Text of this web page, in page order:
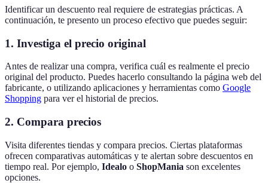
Identificar un descuento real requiere de estrategias prácticas. A
continuación, te presento un proceso efectivo que puedes seguir:
1. Investiga el precio original
Antes de realizar una compra, verifica cuál es realmente el precio
original del producto. Puedes hacerlo consultando la página web del
fabricante, o utilizando aplicaciones y herramientas como Google
Shopping para ver el historial de precios.
2. Compara precios
Visita diferentes tiendas y compara precios. Ciertas plataformas
ofrecen comparativas automáticas y te alertan sobre descuentos en
tiempo real. Por ejemplo, Idealo o ShopMania son excelentes
opciones.